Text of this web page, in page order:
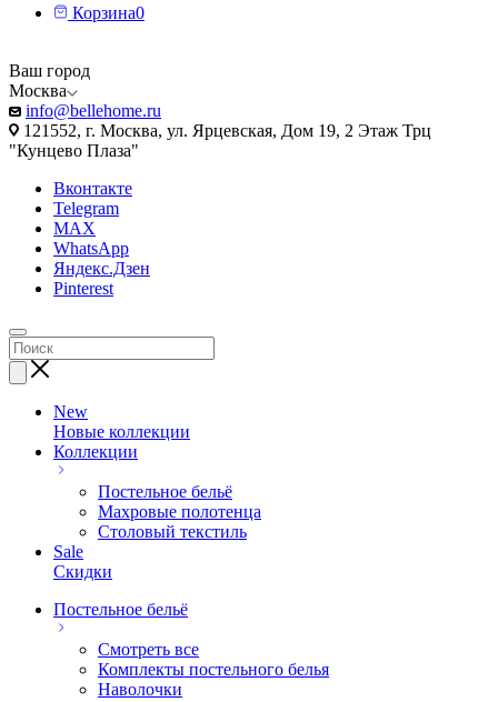
Корзина0
Ваш город
Москва
info@bellehome.ru
121552, г. Москва, ул. Ярцевская, Дом 19, 2 Этаж Трц
"Кунцево Плаза"
Вконтакте
Telegram
MAX
WhatsApp
Яндекс.Дзен
Pinterest
New
Новые коллекции
Коллекции
Постельное бельё
Махровые полотенца
Столовый текстиль
Sale
Скидки
Постельное бельё
Смотреть все
Комплекты постельного белья
Наволочки